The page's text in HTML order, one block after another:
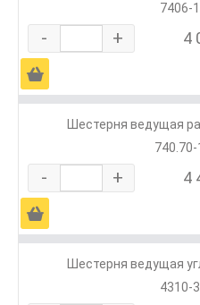
7406-
- + 4
Ä
Шестерня ведущая
- + 4
Ä
Шестерня ведущая
4310-